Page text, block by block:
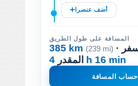
أضف عنصرا
المسافة على طول الطريق
385 km (239 mi) · وقت السفر
المقدر 4 h 16 min
حساب المسافة